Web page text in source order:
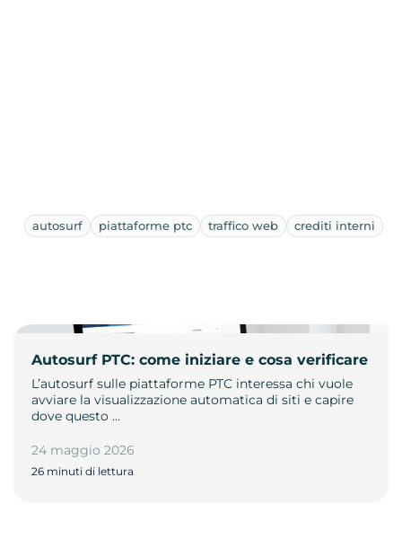
autosurf piattaforme ptc traffico web crediti interni
Autosurf PTC: come iniziare e cosa verificare
L’autosurf sulle piattaforme PTC interessa chi vuole
avviare la visualizzazione automatica di siti e capire
dove questo …
24 maggio 2026
26 minuti di lettura